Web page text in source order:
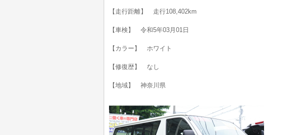
【走行距離】 走行108,402km
【車検】 令和5年03月01日
【カラー】 ホワイト
【修復歴】 なし
【地域】 神奈川県